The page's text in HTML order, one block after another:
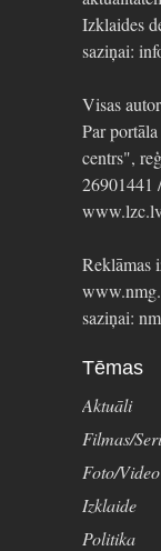
Izklaides
saziņai:
Visas
Par
centrs",
26901441
Reklāmas
saziņai:
Tēmas
Aktuāli
Filmas/
Foto/Video
Izklaide
Politika